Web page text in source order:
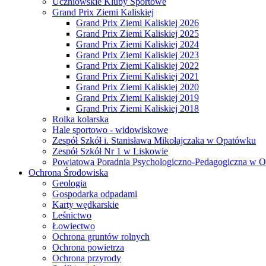
Grand Prix Ziemi Kaliskiej
Grand Prix Ziemi Kaliskiej 2026
Grand Prix Ziemi Kaliskiej 2025
Grand Prix Ziemi Kaliskiej 2024
Grand Prix Ziemi Kaliskiej 2023
Grand Prix Ziemi Kaliskiej 2022
Grand Prix Ziemi Kaliskiej 2021
Grand Prix Ziemi Kaliskiej 2020
Grand Prix Ziemi Kaliskiej 2019
Grand Prix Ziemi Kaliskiej 2018
Rolka kolarska
Hale sportowo - widowiskowe
Zespół Szkół i. Stanisława Mikołajczaka w Opatówku
Zespół Szkół Nr 1 w Liskowie
Powiatowa Poradnia Psychologiczno-Pedagogiczna w
Ochrona Środowiska
Geologia
Gospodarka odpadami
Karty wędkarskie
Leśnictwo
Łowiectwo
Ochrona gruntów rolnych
Ochrona powietrza
Ochrona przyrody